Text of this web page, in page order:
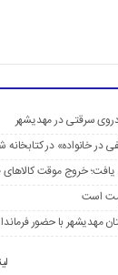
در خانواده» در
است
مهدیشهر با حضور